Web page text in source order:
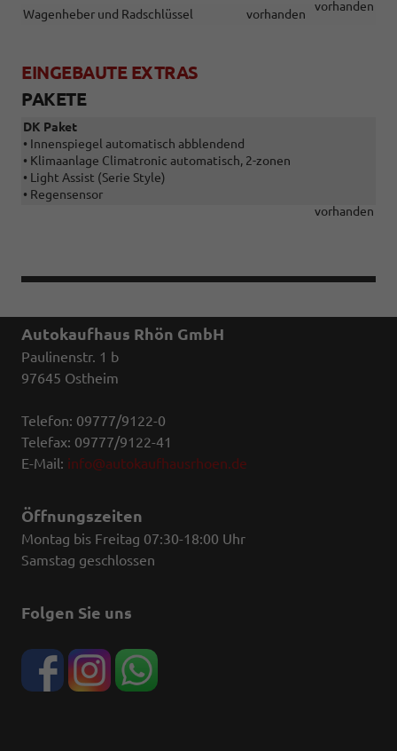
vorhanden
Wagenheber und Radschlüssel vorhanden
EINGEBAUTE EXTRAS
PAKETE
DK Paket
• Innenspiegel automatisch abblendend
• Klimaanlage Climatronic automatisch, 2-zonen
• Light Assist (Serie Style)
• Regensensor
vorhanden
Autokaufhaus Rhön GmbH
Paulinenstr. 1 b
97645 Ostheim
Telefon: 09777/9122-0
Telefax: 09777/9122-41
E-Mail: info@autokaufhausrhoen.de
Öffnungszeiten
Montag bis Freitag 07:30-18:00 Uhr
Samstag geschlossen
Folgen Sie uns